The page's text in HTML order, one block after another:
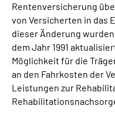
Rentenversicherung
von Versicherten in das
dieser Änderung
dem Jahr 1991
Möglichkeit für die
an den Fahrkosten der
Leistungen zur